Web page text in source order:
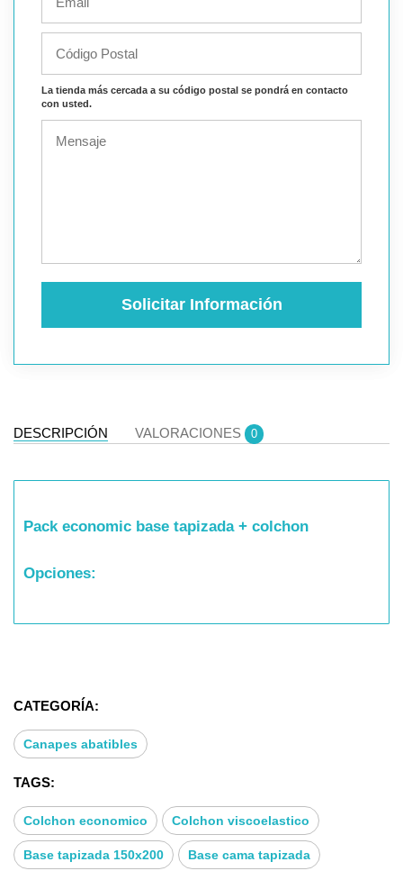
La tienda más cercada a su código postal se pondrá en contacto
con usted.
Solicitar Información
DESCRIPCIÓN VALORACIONES 0
Pack economic base tapizada + colchon
Opciones:
* Composición tapa superior: Tejido Damasco Extra
lujo.
* Composición tapa inferior: 3D Air Fresh.
* Platabanda: 3D Air Fresh.
CATEGORÍA:
Canapes abatibles
TAGS:
Colchon economico Colchon viscoelastico
Base tapizada 150x200 Base cama tapizada